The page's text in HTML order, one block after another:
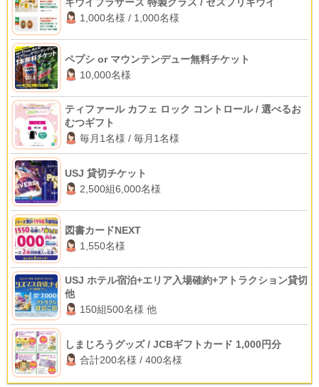
1,000名様 / 1,000名様
ペプシ or マウンテンデュー無料チケット
10,000名様
ティファール カフェ ロック コントロール / 選べるお
むつギフト
毎月1名様 / 毎月1名様
USJ 貸切チケット
2,500組6,000名様
図書カードNEXT
1,550名様
USJ ホテル宿泊+エリア入場確約+アトラクション貸切
他
150組500名様 他
しまじろうグッズ / JCBギフトカード 1,000円分
合計200名様 / 400名様